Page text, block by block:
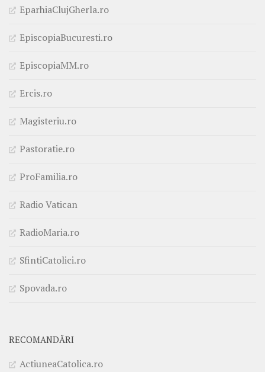
EparhiaClujGherla.ro
EpiscopiaBucuresti.ro
EpiscopiaMM.ro
Ercis.ro
Magisteriu.ro
Pastoratie.ro
ProFamilia.ro
Radio Vatican
RadioMaria.ro
SfintiCatolici.ro
Spovada.ro
RECOMANDĂRI
ActiuneaCatolica.ro